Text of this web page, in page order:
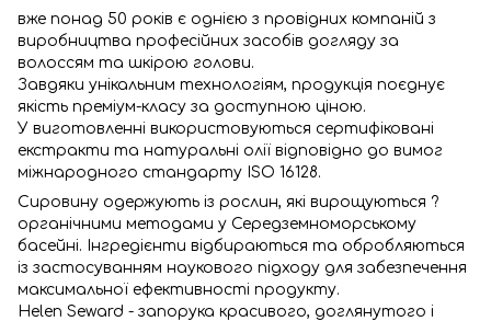
вже понад 50 років є однією з провідних компаній з
виробництва професійних засобів догляду за
волоссям та шкірою голови.
Завдяки унікальним технологіям, продукція поєднує
якість преміум-класу за доступною ціною.
У виготовленні використовуються сертифіковані
екстракти та натуральні олії відповідно до вимог
міжнародного стандарту ISO 16128.
Сировину одержують із рослин, які вирощуються ?
органічними методами у Середземноморському
басейні. Інгредієнти відбираються та обробляються
із застосуванням наукового підходу для забезпечення
максимальної ефективності продукту.
Helen Seward - запорука красивого, доглянутого і